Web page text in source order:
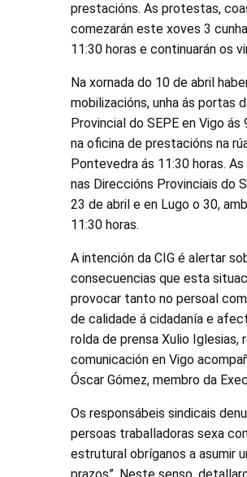
prestacións. As protestas,
comezarán este xoves 3
11:30 horas e continuarán os
Na xornada do 10 de abril
mobilizacións, unha ás portas
Provincial do SEPE en Vigo ás
na oficina de prestacións na
Pontevedra ás 11:30 horas.
nas Direccións Provinciais do
23 de abril e en Lugo o 30,
11:30 horas.
A intención da CIG é alertar
consecuencias que esta
provocar tanto no persoal
de calidade á cidadanía e
rolda de prensa Xulio Iglesias,
comunicación en Vigo
Óscar Gómez, membro da
Os responsábeis sindicais
persoas traballadoras sexa
estrutural obríganos a asumir